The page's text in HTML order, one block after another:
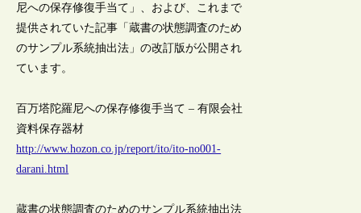
尼への保存修復手当て」、および、これまで
提供されていた記事「蔵書の状態調査のため
のサンプル系統抽出法」の改訂版が公開され
ています。
百万塔陀羅尼への保存修復手当て – 有限会社
資料保存器材
http://www.hozon.co.jp/report/ito/ito-no001-
darani.html
蔵書の状態調査のためのサンプル系統抽出法